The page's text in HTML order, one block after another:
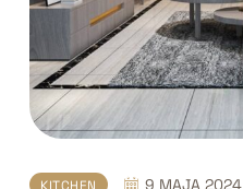
KITCHEN 9 MAJA 2024